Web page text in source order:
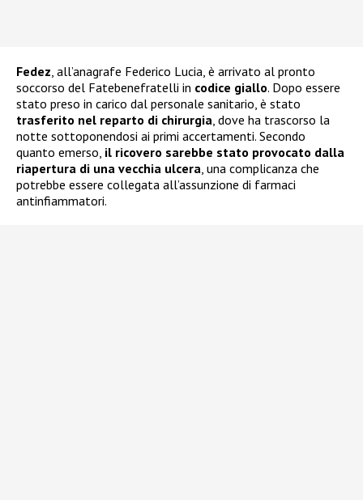
Fedez , all’anagrafe Federico Lucia, è arrivato al pronto
soccorso del Fatebenefratelli in codice giallo. Dopo essere
stato preso in carico dal personale sanitario, è stato
trasferito nel reparto di chirurgia , dove ha trascorso la
notte sottoponendosi ai primi accertamenti. Secondo
quanto emerso, il ricovero sarebbe stato provocato dalla
riapertura di una vecchia ulcera , una complicanza che
potrebbe essere collegata all’assunzione di farmaci
antinfiammatori.